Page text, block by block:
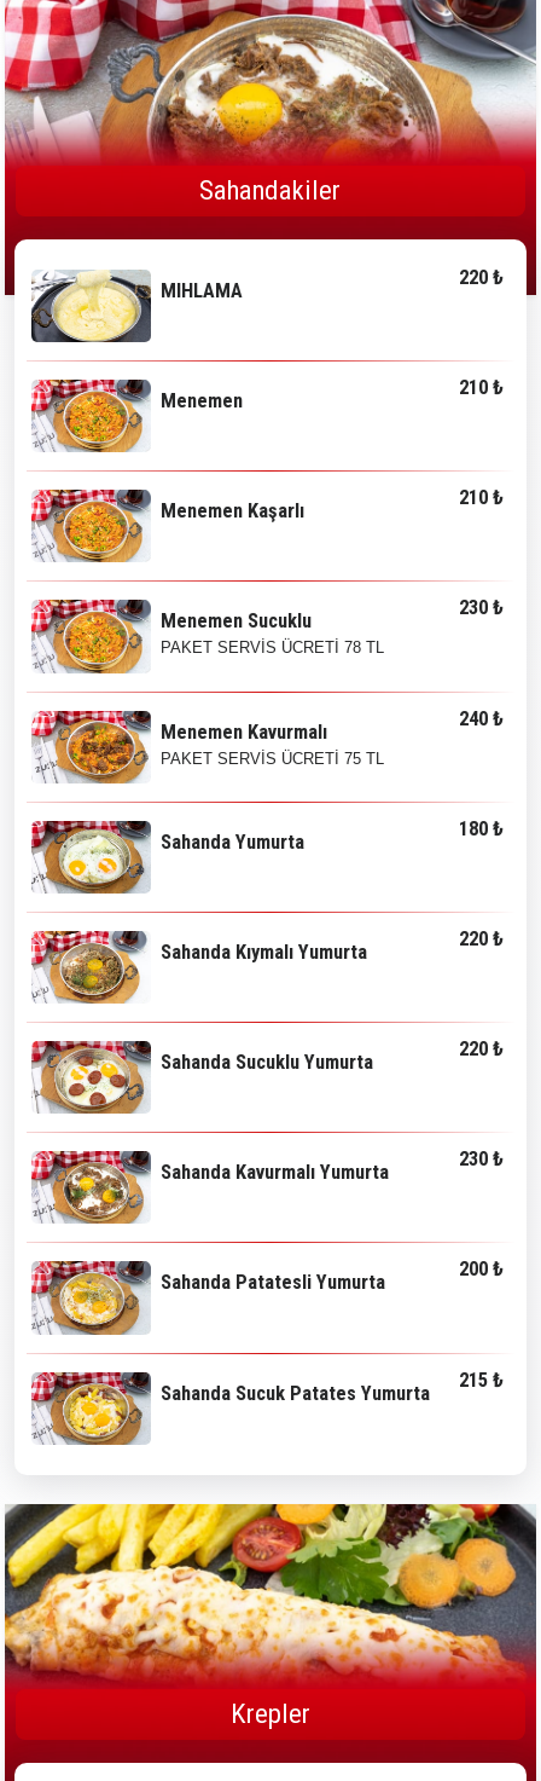
Sahandakiler
MIHLAMA
220 ₺
Menemen
210 ₺
Menemen Kaşarlı
210 ₺
Menemen Sucuklu
230 ₺
PAKET SERVİS ÜCRETİ 78 TL
Menemen Kavurmalı
240 ₺
PAKET SERVİS ÜCRETİ 75 TL
Sahanda Yumurta
180 ₺
Sahanda Kıymalı Yumurta
220 ₺
Sahanda Sucuklu Yumurta
220 ₺
Sahanda Kavurmalı Yumurta
230 ₺
Sahanda Patatesli Yumurta
200 ₺
Sahanda Sucuk Patates Yumurta
215 ₺
Krepler